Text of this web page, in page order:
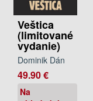
Veštica
(limitované
vydanie)
Dominik Dán
49.90 €
Na